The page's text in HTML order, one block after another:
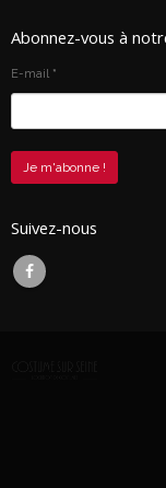
Abonnez-vous à
E-mail *
Suivez-nous